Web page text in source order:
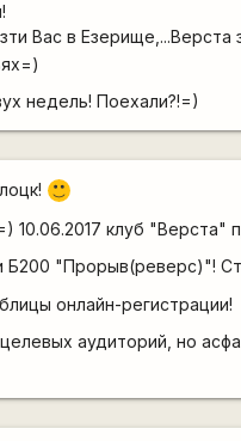
Вас в Езерище,...Верста
недель! Поехали?!=)
:)
10.06.2017 клуб "Верста"
"Прорыв(реверс)"!
онлайн-регистрации!
аудиторий, но